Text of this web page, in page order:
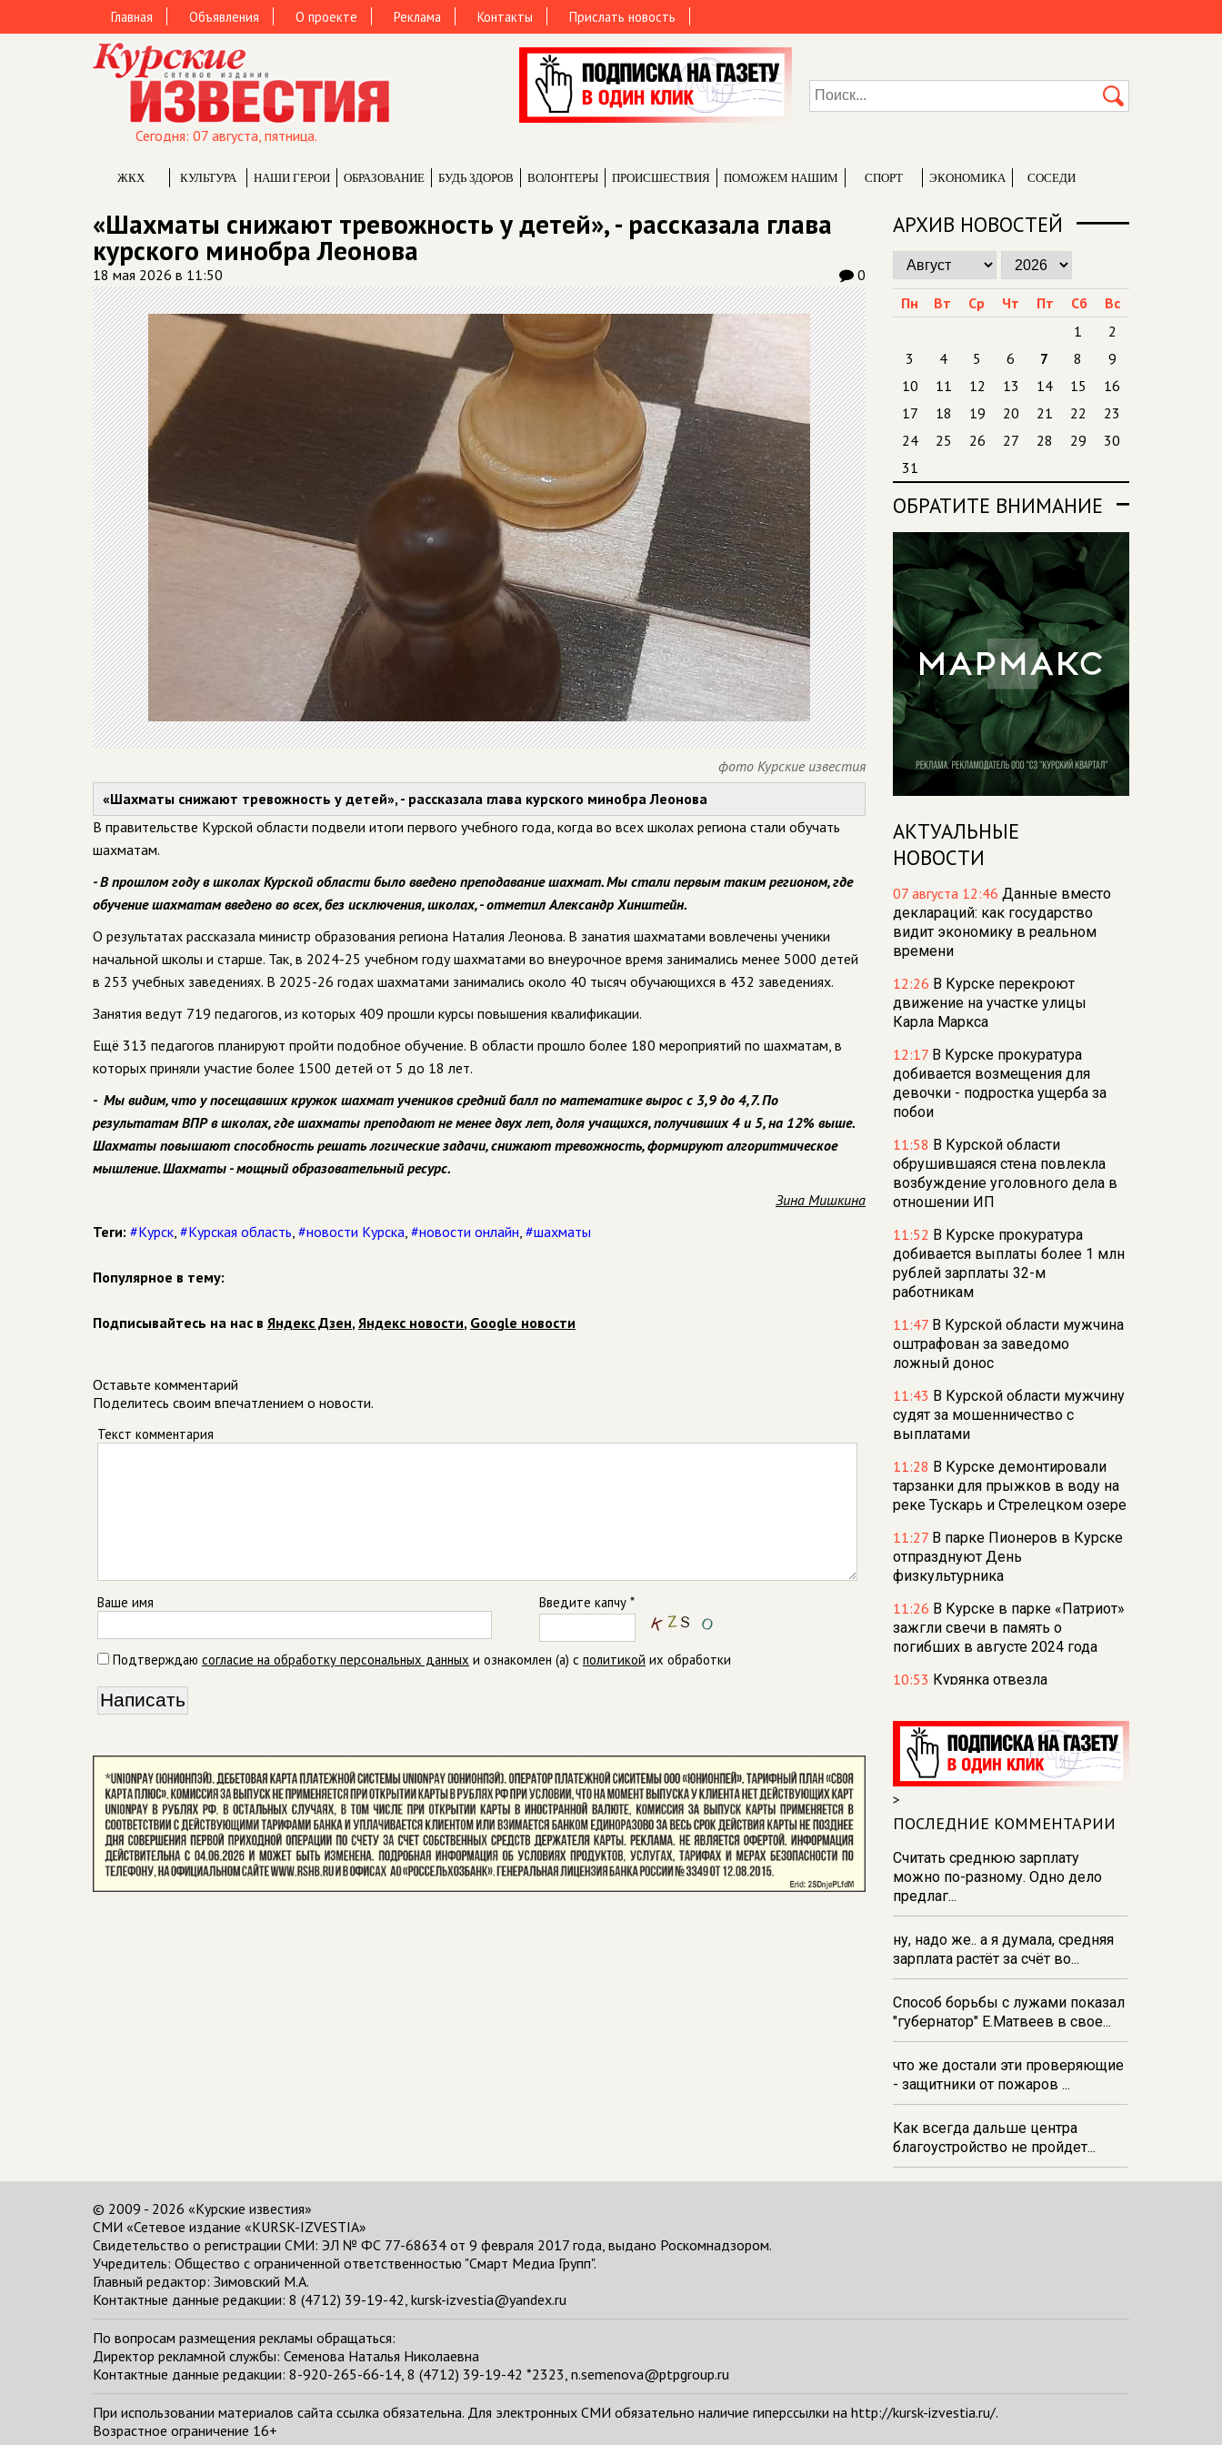
Главная Объявления О проекте Реклама Контакты Прислать новость
Сегодня: 07 августа, пятница.
ЖКХ КУЛЬТУРА НАШИ ГЕРОИ ОБРАЗОВАНИЕ БУДЬ ЗДОРОВ ВОЛОНТЕРЫ ПРОИCШЕСТВИЯ ПОМОЖЕМ НАШИМ СПОРТ ЭКОНОМИКА СОСЕДИ
«Шахматы снижают тревожность у детей», - рассказала глава
курского минобра Леонова
18 мая 2026 в 11:50 0
фото Курские известия
«Шахматы снижают тревожность у детей», - рассказала глава курского минобра Леонова
В правительстве Курской области подвели итоги первого учебного года, когда во всех школах региона стали обучать
шахматам.
- В прошлом году в школах Курской области было введено преподавание шахмат. Мы стали первым таким регионом, где
обучение шахматам введено во всех, без исключения, школах, - отметил Александр Хинштейн.
О результатах рассказала министр образования региона Наталия Леонова. В занатия шахматами вовлечены ученики
начальной школы и старше. Так, в 2024-25 учебном году шахматами во внеурочное время занимались менее 5000 детей
в 253 учебных заведениях. В 2025-26 годах шахматами занимались около 40 тысяч обучающихся в 432 заведениях.
Занятия ведут 719 педагогов, из которых 409 прошли курсы повышения квалификации.
Ещё 313 педагогов планируют пройти подобное обучение. В области прошло более 180 мероприятий по шахматам, в
которых приняли участие более 1500 детей от 5 до 18 лет.
- Мы видим, что у посещавших кружок шахмат учеников средний балл по математике вырос с 3,9 до 4,7. По
результатам ВПР в школах, где шахматы преподают не менее двух лет, доля учащихся, получивших 4 и 5, на 12% выше.
Шахматы повышают способность решать логические задачи, снижают тревожность, формируют алгоритмическое
мышление. Шахматы - мощный образовательный ресурс.
Зина Мишкина
Теги: #Курск, #Курская область, #новости Курска, #новости онлайн, #шахматы
Популярное в тему:
Подписывайтесь на нас в Яндекс Дзен,Яндекс новости, Google новости
Оставьте комментарий
Поделитесь своим впечатлением о новости.
Текст комментария
Ваше имя Введите капчу *
Подтверждаю согласие на обработку персональных данных и ознакомлен (а) с политикой их обработки
АРХИВ НОВОСТЕЙ
Пн Вт Ср Чт Пт Сб
Вс
1
2
3
4 5 6 7 8
9
10
11 12 13 14 15
16
17
18 19 20 21 22
23
24
25 26 27 28 29
30
31
ОБРАТИТЕ ВНИМАНИЕ
АКТУАЛЬНЫЕ
НОВОСТИ
07 августа 12:46 Данные вместо
деклараций: как государство
видит экономику в реальном
времени
12:26 В Курске перекроют
движение на участке улицы
Карла Маркса
12:17 В Курске прокуратура
добивается возмещения для
девочки - подростка ущерба за
побои
11:58 В Курской области
обрушившаяся стена повлекла
возбуждение уголовного дела в
отношении ИП
11:52 В Курске прокуратура
добивается выплаты более 1 млн
рублей зарплаты 32-м
работникам
11:47 В Курской области мужчина
оштрафован за заведомо
ложный донос
11:43 В Курской области мужчину
судят за мошенничество с
выплатами
11:28 В Курске демонтировали
тарзанки для прыжков в воду на
реке Тускарь и Стрелецком озере
11:27 В парке Пионеров в Курске
отпразднуют День
физкультурника
11:26 В Курске в парке «Патриот»
зажгли свечи в память о
погибших в августе 2024 года
10:53 Курянка отвезла
денег на сумму свыше 10
миллионов рублей
10:42
В Курской области
Россельхознадзор выявил 55
новых очагов опасных сорняков
и вредителей
10:37К школе на проспекте
Плевицкой в курске строят
двухполосную дорогу с уличным
освещением
10:17Обвиняемый в
мошенничестве железногорский
отправлен под домашний арест
06 августа 21:34В Курске на
стадионе прошла беговая
тренировка‑вечеринка в формате
DJ Run
>
ПОСЛЕДНИЕ КОММЕНТАРИИ
Считать среднюю зарплату
можно по-разному. Одно дело
предлаг...
ну, надо же.. а я думала, средняя
зарплата растёт за счёт во...
Способ борьбы с лужами показал
"губернатор" Е.Матвеев в свое...
что же достали эти проверяющие
- защитники от пожаров ...
Как всегда дальше центра
благоустройство не пройдет...
© 2009 - 2026 «Курские известия»
СМИ «Сетевое издание «KURSK-IZVESTIA»
Свидетельство о регистрации СМИ: ЭЛ № ФС 77-68634 от 9 февраля 2017 года, выдано Роскомнадзором.
Учредитель: Общество с ограниченной ответственностью "Смарт Медиа Групп".
Главный редактор: Зимовский М.А.
Контактные данные редакции: 8 (4712) 39-19-42, kursk-izvestia@yandex.ru
По вопросам размещения рекламы обращаться:
Директор рекламной службы: Семенова Наталья Николаевна
Контактные данные редакции: 8-920-265-66-14, 8 (4712) 39-19-42 *2323, n.semenova@ptpgroup.ru
При использовании материалов сайта ссылка обязательна. Для электронных СМИ обязательно наличие гиперссылки на http://kursk-izvestia.ru/.
Возрастное ограничение 16+